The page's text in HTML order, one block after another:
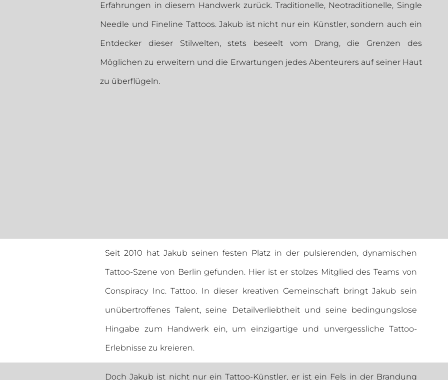
Erfahrungen in diesem Handwerk zurück. Traditionelle, Neotraditionelle, Single
Needle und Fineline Tattoos. Jakub ist nicht nur ein Künstler, sondern auch ein
Entdecker dieser Stilwelten, stets beseelt vom Drang, die Grenzen des
Möglichen zu erweitern und die Erwartungen jedes Abenteurers auf seiner Haut
zu überflügeln.
Seit 2010 hat Jakub seinen festen Platz in der pulsierenden, dynamischen
Tattoo-Szene von Berlin gefunden. Hier ist er stolzes Mitglied des Teams von
Conspiracy Inc. Tattoo. In dieser kreativen Gemeinschaft bringt Jakub sein
unübertroffenes Talent, seine Detailverliebtheit und seine bedingungslose
Hingabe zum Handwerk ein, um einzigartige und unvergessliche Tattoo-
Erlebnisse zu kreieren.
Doch Jakub ist nicht nur ein Tattoo-Künstler, er ist ein Fels in der Brandung